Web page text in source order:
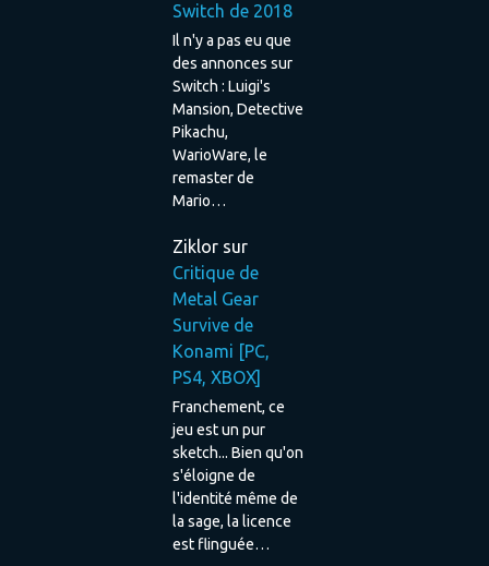
Switch de 2018
Il n'y a pas eu que
des annonces sur
Switch : Luigi's
Mansion, Detective
Pikachu,
WarioWare, le
remaster de
Mario…
Ziklorsur
Critique de
Metal Gear
Survive de
Konami [PC,
PS4, XBOX]
Franchement, ce
jeu est un pur
sketch... Bien qu'on
s'éloigne de
l'identité même de
la sage, la licence
est flinguée…